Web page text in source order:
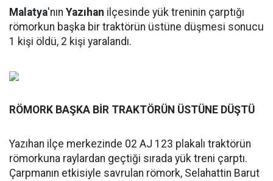
Malatya'nın Yazıhan ilçesinde yük treninin çarptığı
römorkun başka bir traktörün üstüne düşmesi sonucu
1 kişi öldü, 2 kişi yaralandı.
RÖMORK BAŞKA BİR TRAKTÖRÜN ÜSTÜNE DÜŞTÜ
Yazıhan ilçe merkezinde 02 AJ 123 plakalı traktörün
römorkuna raylardan geçtiği sırada yük treni çarptı.
Çarpmanın etkisiyle savrulan römork, Selahattin Barut